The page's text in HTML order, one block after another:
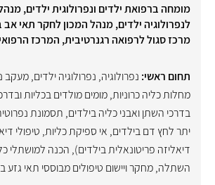
מומחה ברפואת ילדים ונפרולוגית ילדים,
לנפרולוגיה ילדים, מנהל המכון לחקר תאי
מרכז סגול לרפואה רגנרטיבית, המרכז
תחום ראשי: נפרולוגיה, נפרולוגיה ילדים,מעקב
מחלות כליה כרוניות,מומים מולדים בכליות
בדרכי השתן ואבני כליה בילדים, תסמונת
יתר לחץ דם בילדים, אי ספיקת כליות, טיפולי
דיאליזה פריטונאלית בילדים), הכנה למושתלי
השתלה,מחקר ויישום טיפולים מבוססי תאי גזע